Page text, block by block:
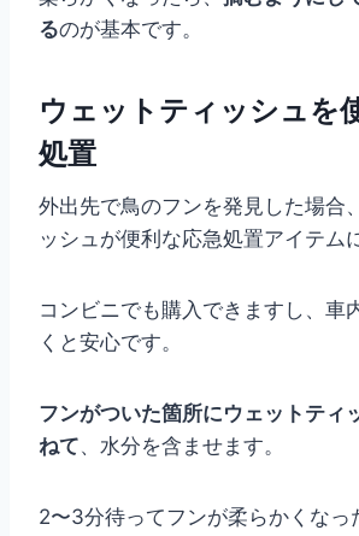
るのが基本です。
ウェットティッシュを
処置
外出先で鳥のフンを発見した場合
ッシュが便利な応急処置アイテム
コンビニでも購入できますし、車
くと安心です。
フンがついた箇所にウェットティ
ねて、水分を含ませます。
2〜3分待ってフンが柔らかくなっ